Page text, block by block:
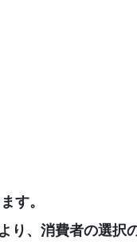
す。
、消費者の選択